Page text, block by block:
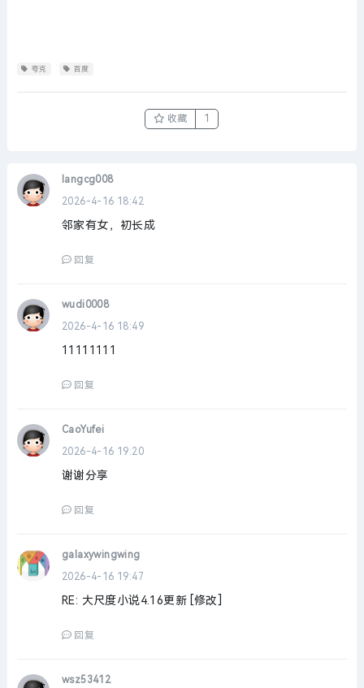
夸克 百度
收藏 1
langcg008
2026-4-16 18:42
邻家有女，初长成
回复
wudi0008
2026-4-16 18:49
11111111
回复
CaoYufei
2026-4-16 19:20
谢谢分享
回复
galaxywingwing
2026-4-16 19:47
RE: 大尺度小说4.16更新 [修改]
回复
wsz53412